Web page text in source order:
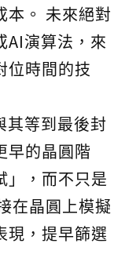
本。 未來絕對
AI演算法，來
位時間的技
其等到最後封
早的晶圓階
」，而不只是
在晶圓上模擬
現，提早篩選